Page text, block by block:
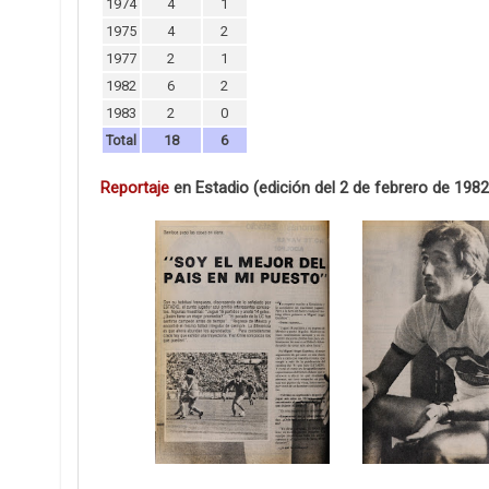
1974 4
1
1975
4
2
1977
2
1
1982
6
2
1983
2
0
Total
18 6
Reportajeen Estadio (edición del 2 de febrero de